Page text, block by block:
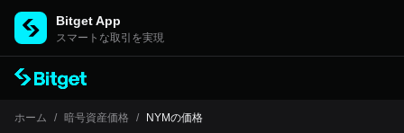
Bitget App
スマートな取引を実現
ホーム / 暗号資産価格 / NYMの価格